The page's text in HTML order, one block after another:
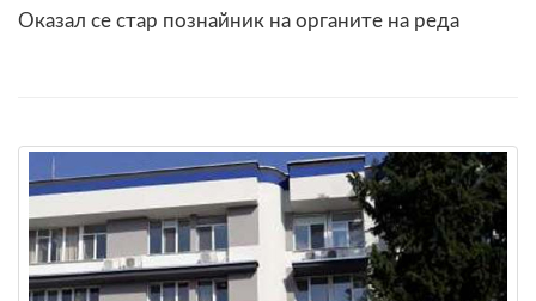
Оказал се стар познайник на органите на реда